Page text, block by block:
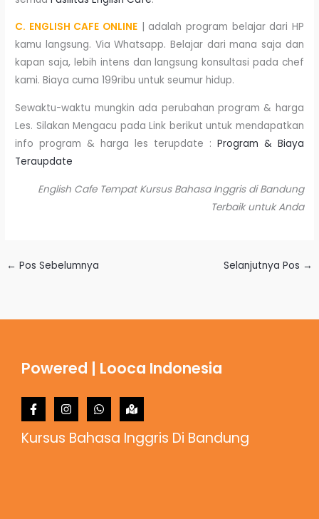
C. ENGLISH CAFE ONLINE | adalah program belajar dari HP
kamu langsung. Via Whatsapp. Belajar dari mana saja dan
kapan saja, lebih intens dan langsung konsultasi pada chef
kami. Biaya cuma 199ribu untuk seumur hidup.
Sewaktu-waktu mungkin ada perubahan program & harga
Les. Silakan Mengacu pada Link berikut untuk mendapatkan
info program & harga les terupdate : Program & Biaya
Teraupdate
English Cafe Tempat Kursus Bahasa Inggris di Bandung
Terbaik untuk Anda
← Pos Sebelumnya Selanjutnya Pos →
Powered | Looca Indonesia
Kursus Bahasa Inggris Di Bandung